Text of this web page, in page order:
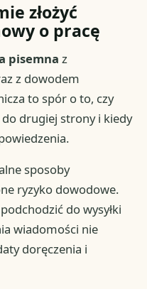
złożyć
o pracę
pisemna z
z dowodem
to spór o to, czy
do drugiej strony i kiedy
sposoby
ryzyko dowodowe.
do wysyłki
wiadomości nie
doręczenia i